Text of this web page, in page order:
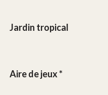
Jardin tropical
Aire de jeux *